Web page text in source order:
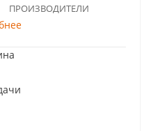
ПРОИЗВОДИТЕЛИ